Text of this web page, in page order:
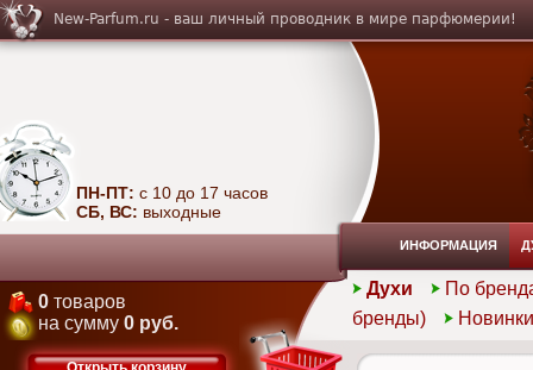
New-Parfum.ru - ваш личный проводник в мире парфюмерии!
ПН-ПТ: с 10 до 17 часов
СБ, ВС: выходные
ИНФОРМАЦИЯ
Духи
По
бренды)
Новинки
0 товаров
на сумму 0 руб.